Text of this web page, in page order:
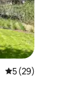
Gemiddelde
5 (29)